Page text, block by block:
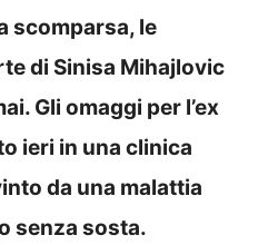
scomparsa, le
di Sinisa Mihajlovic
Gli omaggi per l’ex
ieri in una clinica
da una malattia
senza sosta.